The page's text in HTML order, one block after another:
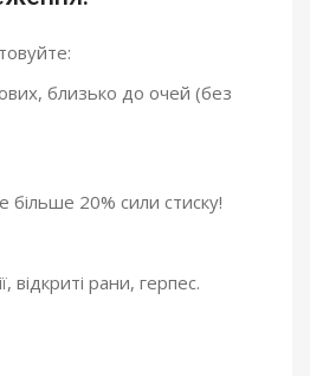
близько до очей (без
більше 20% сили стиску!
відкриті рани, герпес.